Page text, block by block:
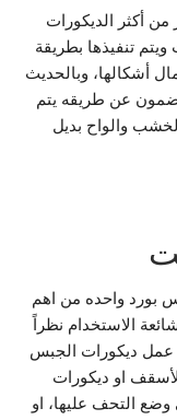
أكثر الديكورات
تنفيذها بطريقة
أشكالها، وبالحديث
عن طريقه يتم
والواح بديل
بورد واحده من اهم
الاستخدام نظراً
عمل ديكورات الجبس
او ديكورات
التحف عليها، او